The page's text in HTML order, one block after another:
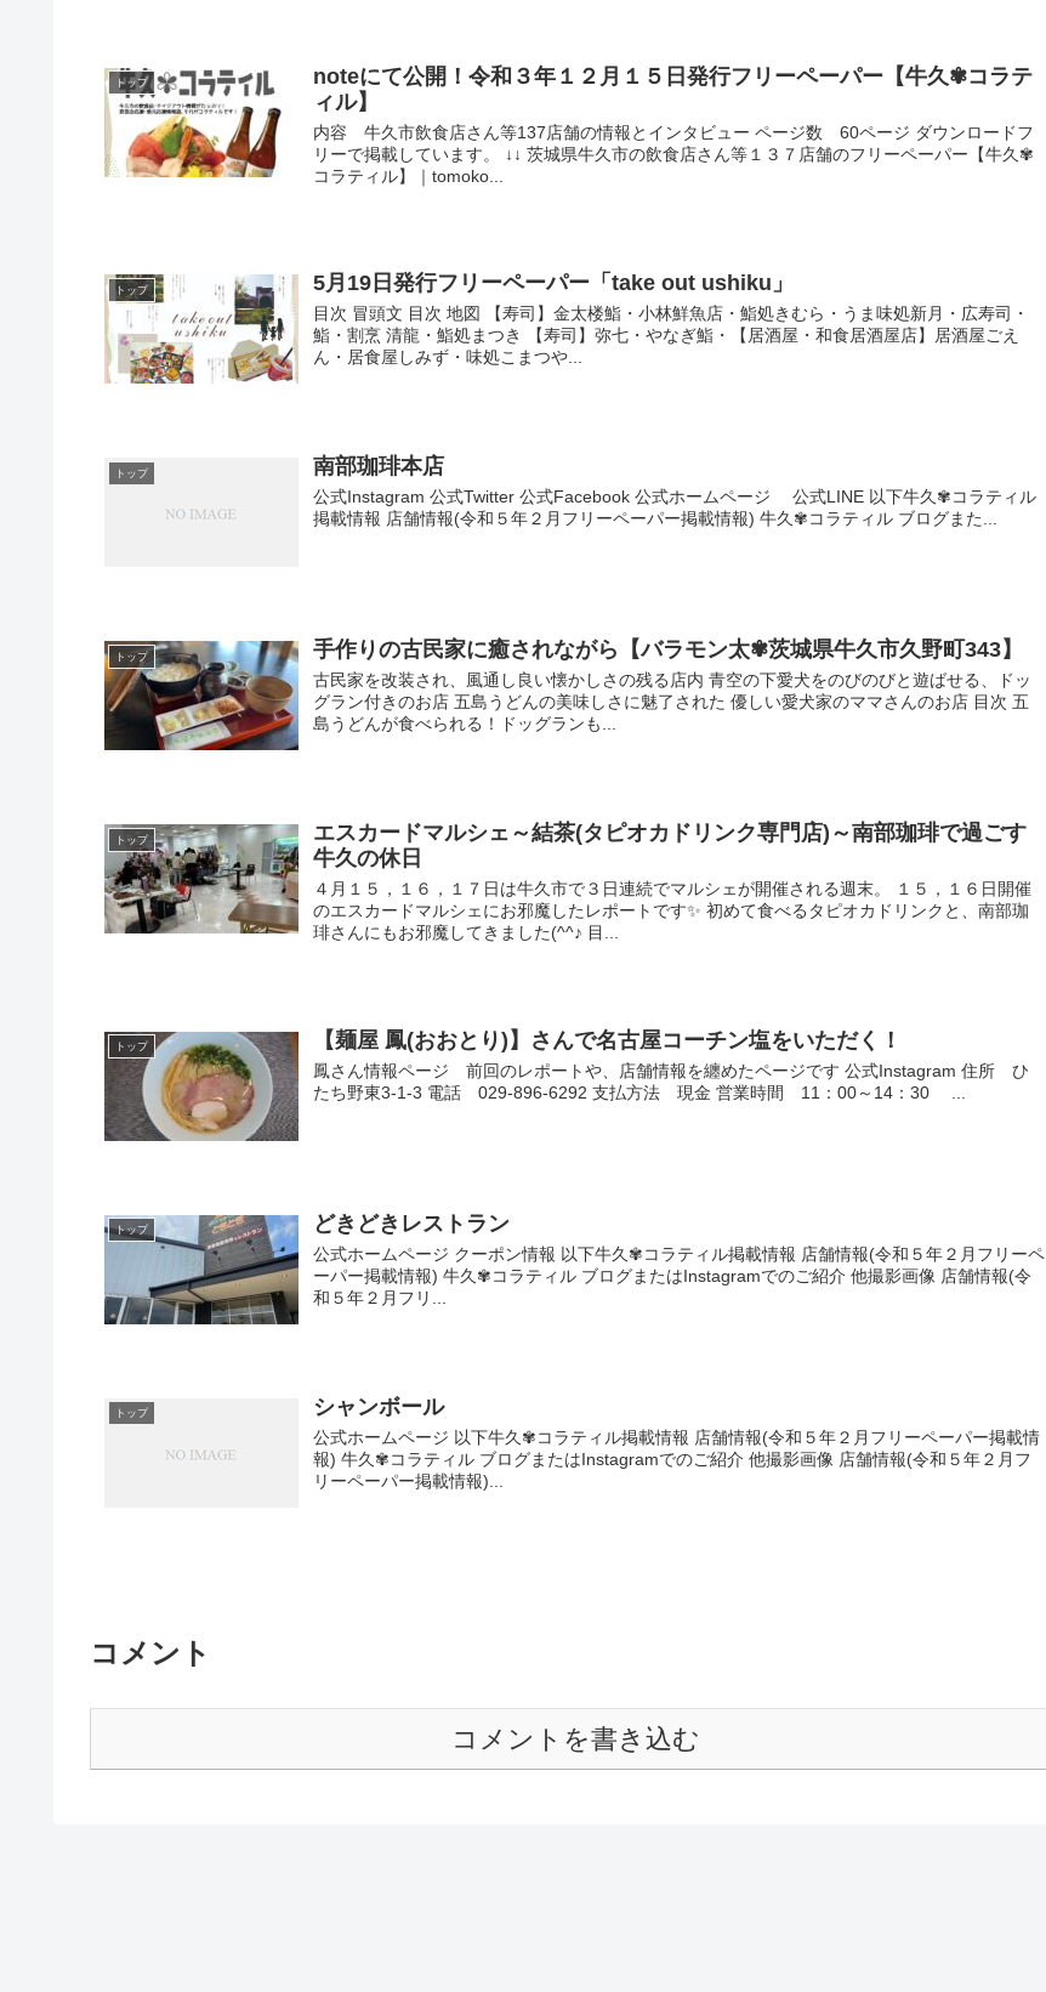
トップ
noteにて公開！令和３年１２月１５日発行フリーペーパー【牛久✾コラテ
ィル】
内容 牛久市飲食店さん等137店舗の情報とインタビュー ページ数 60ページ ダウンロードフ
リーで掲載しています。 ↓↓ 茨城県牛久市の飲食店さん等１３７店舗のフリーペーパー【牛久✾
コラティル】｜tomoko...
トップ 5月19日発行フリーペーパー「take out ushiku」
目次 冒頭文 目次 地図 【寿司】金太楼鮨・小林鮮魚店・鮨処きむら・うま味処新月・広寿司・
鮨・割烹 清龍・鮨処まつき 【寿司】弥七・やなぎ鮨・【居酒屋・和食居酒屋店】居酒屋ごえ
ん・居食屋しみず・味処こまつや...
トップ 南部珈琲本店
公式Instagram 公式Twitter 公式Facebook 公式ホームページ 公式LINE 以下牛久✾コラティル
掲載情報 店舗情報(令和５年２月フリーペーパー掲載情報) 牛久✾コラティル ブログまた...
トップ 手作りの古民家に癒されながら【バラモン太✾茨城県牛久市久野町343】
古民家を改装され、風通し良い懐かしさの残る店内 青空の下愛犬をのびのびと遊ばせる、ドッ
グラン付きのお店 五島うどんの美味しさに魅了された 優しい愛犬家のママさんのお店 目次 五
島うどんが食べられる！ドッグランも...
トップ
エスカードマルシェ～結茶(タピオカドリンク専門店)～南部珈琲で過ごす
牛久の休日
４月１５，１６，１７日は牛久市で３日連続でマルシェが開催される週末。 １５，１６日開催
のエスカードマルシェにお邪魔したレポートです✨ 初めて食べるタピオカドリンクと、南部珈
琲さんにもお邪魔してきました(^^♪ 目...
トップ 【麺屋 鳳(おおとり)】さんで名古屋コーチン塩をいただく！
鳳さん情報ページ 前回のレポートや、店舗情報を纏めたページです 公式Instagram 住所 ひ
たち野東3-1-3 電話 029-896-6292 支払方法 現金 営業時間 11：00～14：30 ...
トップ どきどきレストラン
公式ホームページ クーポン情報 以下牛久✾コラティル掲載情報 店舗情報(令和５年２月フリーペ
ーパー掲載情報) 牛久✾コラティル ブログまたはInstagramでのご紹介 他撮影画像 店舗情報(令
和５年２月フリ...
トップ シャンボール
公式ホームページ 以下牛久✾コラティル掲載情報 店舗情報(令和５年２月フリーペーパー掲載情
報) 牛久✾コラティル ブログまたはInstagramでのご紹介 他撮影画像 店舗情報(令和５年２月フ
リーペーパー掲載情報)...
コメント
コメントを書き込む